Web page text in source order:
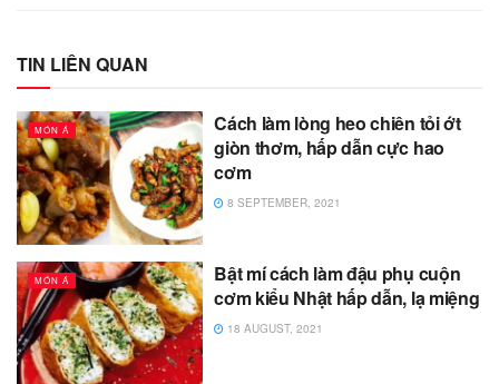
TIN LIÊN QUAN
MÓN Á
Cách làm lòng heo chiên tỏi ớt
giòn thơm, hấp dẫn cực hao
cơm
8 SEPTEMBER, 2021
MÓN Á
Bật mí cách làm đậu phụ cuộn
cơm kiểu Nhật hấp dẫn, lạ miệng
18 AUGUST, 2021